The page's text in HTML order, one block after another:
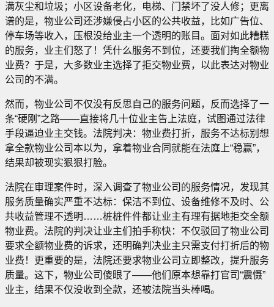
满灰尘和垃圾；小区设备老化，电梯、门禁坏了没人修；更离
谱的是，物业公司还涉嫌侵占小区的公共收益，比如广告位、
停车场等收入，压根没给业主一个透明的账目。面对如此糟糕
的服务，业主们怒了！凭什么服务不到位，还要我们掏全额物
业费？于是，大多数业主选择了拒交物业费，以此表达对物业
公司的不满。
然而，物业公司不仅没有反思自己的服务问题，反而选择了一
条“硬刚”之路——直接将几十位业主告上法庭，试图通过法律
手段逼迫业主交钱。法院判决：物业费打折，服务不达标别想
拿全款物业公司本以为，拿着物业合同就能在法庭上“稳赢”，
结果却被现实狠狠打脸。
法院在审理案件时，深入调查了物业公司的服务情况，发现其
服务质量确实严重不达标：保洁不到位、设备维修不及时、公
共收益管理不透明……桩桩件件都让业主有理有据地拒交全额
物业费。法院的判决让业主们拍手称快：不仅驳回了物业公司
要求全额物业费的诉求，还明确判决业主只需支付打折后的物
业费！更重要的是，法院还要求物业公司立即整改，提升服务
质量。这下，物业公司傻眼了——他们原本想靠打官司“震慑”
业主，结果不仅没收到全款，还被法院当头棒喝。